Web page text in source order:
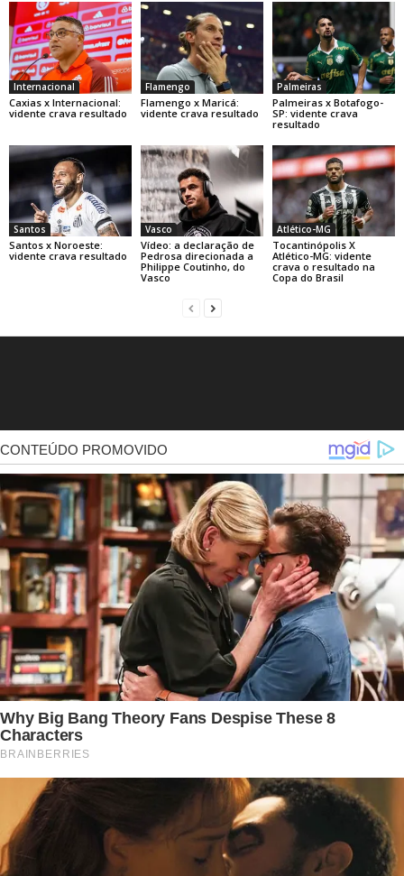
Internacional
Caxias x Internacional:
vidente crava resultado
Flamengo
Flamengo x Maricá:
vidente crava resultado
Palmeiras
Palmeiras x Botafogo-
SP: vidente crava
resultado
Santos
Santos x Noroeste:
vidente crava resultado
Vasco
Vídeo: a declaração de
Pedrosa direcionada a
Philippe Coutinho, do
Vasco
Atlético-MG
Tocantinópolis X
Atlético-MG: vidente
crava o resultado na
Copa do Brasil